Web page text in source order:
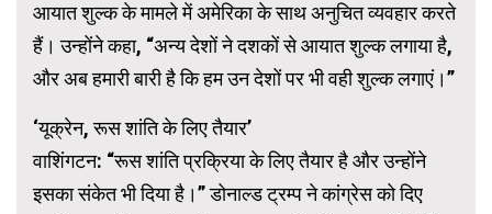
आयात शुल्क के मामले में अमेरिका के साथ अनुचित व्यवहार करते
हैं। उन्होंने कहा, “अन्य देशों ने दशकों से आयात शुल्क लगाया है,
और अब हमारी बारी है कि हम उन देशों पर भी वही शुल्क लगाएं।”
‘यूक्रेन, रूस शांति के लिए तैयार’
वाशिंगटन: “रूस शांति प्रक्रिया के लिए तैयार है और उन्होंने
इसका संकेत भी दिया है।” डोनाल्ड ट्रम्प ने कांग्रेस को दिए